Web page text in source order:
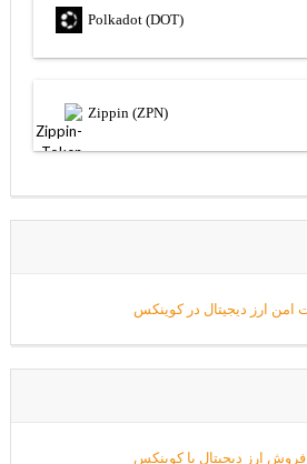
Polkadot (DOT)
Zippin (ZPN)